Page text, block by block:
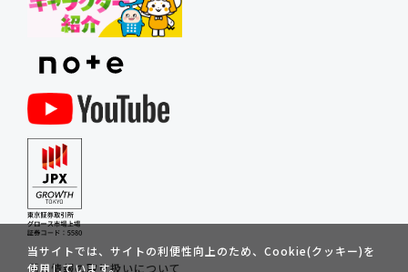
個人情報の取り扱いについて
当サイトでは、サイトの利便性向上のため、Cookie(クッキー)を
使用しています。